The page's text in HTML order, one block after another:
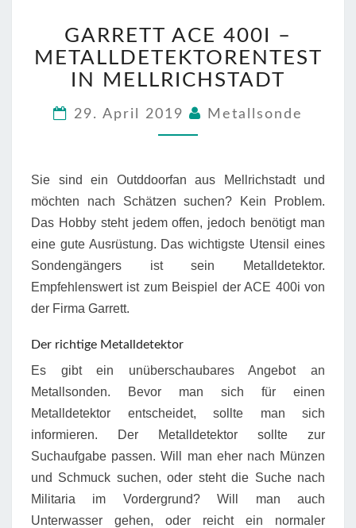
ACE
400I
–
MELLRICHSTADT
GARRETT ACE 400I –
METALLDETEKTORENTEST
IN MELLRICHSTADT
29. April 2019 Metallsonde
Sie sind ein Outddoorfan aus Mellrichstadt und
möchten nach Schätzen suchen? Kein Problem.
Das Hobby steht jedem offen, jedoch benötigt man
eine gute Ausrüstung. Das wichtigste Utensil eines
Sondengängers ist sein Metalldetektor.
Empfehlenswert ist zum Beispiel der ACE 400i von
der Firma Garrett.
Der richtige Metalldetektor
Es gibt ein unüberschaubares Angebot an
Metallsonden. Bevor man sich für einen
Metalldetektor entscheidet, sollte man sich
informieren. Der Metalldetektor sollte zur
Suchaufgabe passen. Will man eher nach Münzen
und Schmuck suchen, oder steht die Suche nach
Militaria im Vordergrund? Will man auch
Unterwasser gehen, oder reicht ein normaler